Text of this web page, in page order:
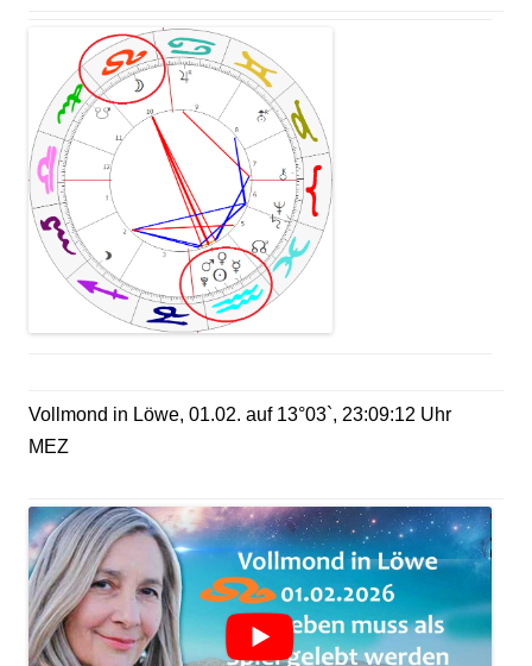
Vollmond in Löwe, 01.02. auf 13°03`, 23:09:12 Uhr
MEZ